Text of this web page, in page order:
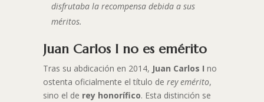
disfrutaba la recompensa debida a sus
méritos.
Juan Carlos I no es emérito
Tras su abdicación en 2014, Juan Carlos I no
ostenta oficialmente el título de rey emérito,
sino el de rey honorífico. Esta distinción se